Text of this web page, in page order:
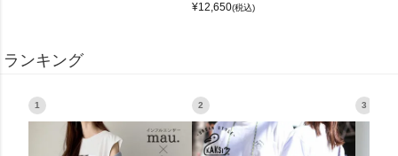
¥12,650(税込)
ランキング
1 2 3